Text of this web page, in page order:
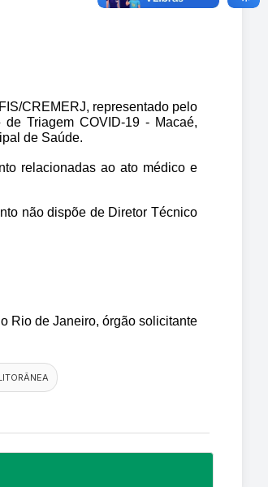
CREMERJ, representado pelo
Triagem COVID-19 - Macaé,
de Saúde.
relacionadas ao ato médico e
não dispõe de Diretor Técnico
Rio de Janeiro, órgão solicitante